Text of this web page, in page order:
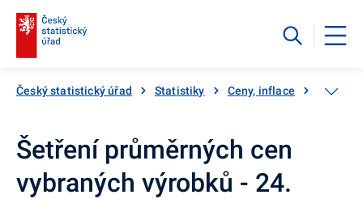
Český statistický úřad Statistiky Ceny, inflace
Šetření průměrných cen
vybraných výrobků - 24.